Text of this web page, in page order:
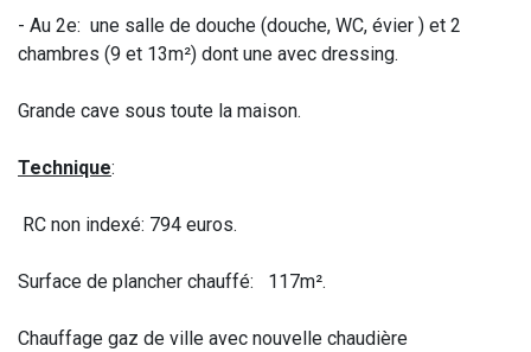
- Au 2e: une salle de douche (douche, WC, évier ) et 2
chambres (9 et 13m²) dont une avec dressing.
Grande cave sous toute la maison.
Technique:
RC non indexé: 794 euros.
Surface de plancher chauffé: 117m².
Chauffage gaz de ville avec nouvelle chaudière